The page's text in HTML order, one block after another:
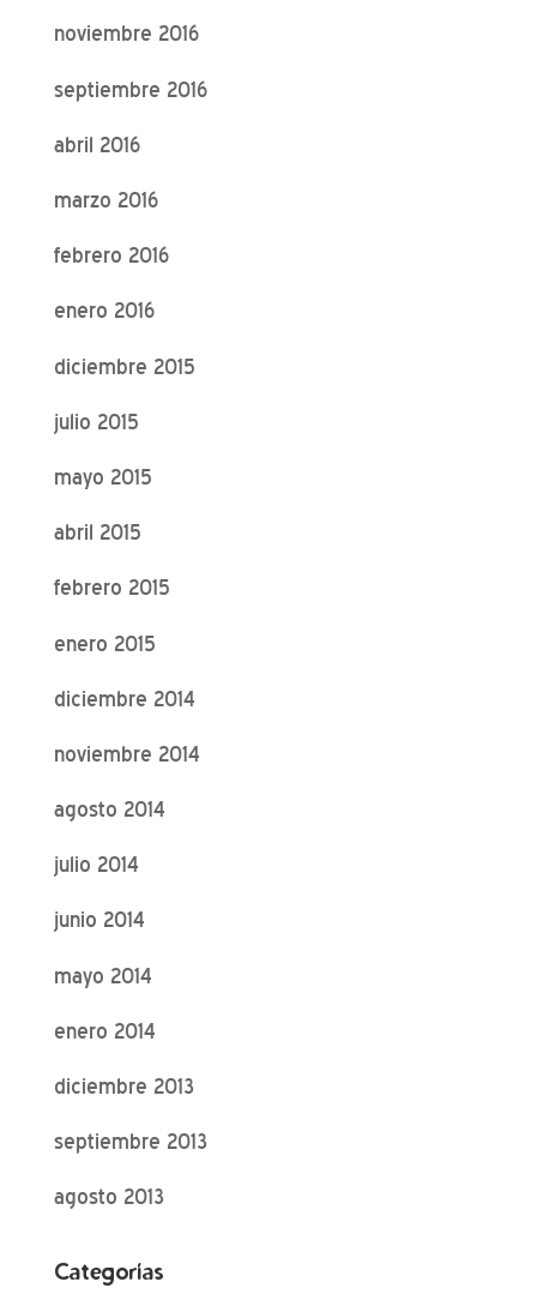
noviembre 2016
septiembre 2016
abril 2016
marzo 2016
febrero 2016
enero 2016
diciembre 2015
julio 2015
mayo 2015
abril 2015
febrero 2015
enero 2015
diciembre 2014
noviembre 2014
agosto 2014
julio 2014
junio 2014
mayo 2014
enero 2014
diciembre 2013
septiembre 2013
agosto 2013
Categorías